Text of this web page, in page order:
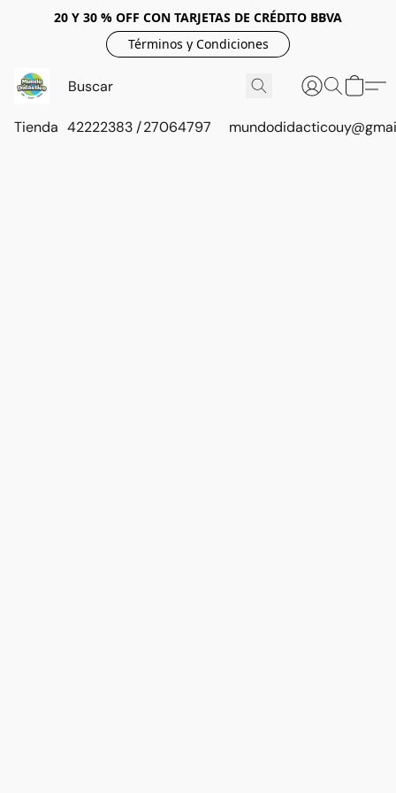
20 Y 30 % OFF CON TARJETAS DE CRÉDITO BBVA
Términos y Condiciones
Tienda 42222383 / 27064797